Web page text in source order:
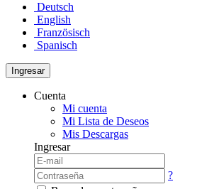
Deutsch
English
Französisch
Spanisch
Ingresar
Cuenta
Mi cuenta
Mi Lista de Deseos
Mis Descargas
Ingresar
?